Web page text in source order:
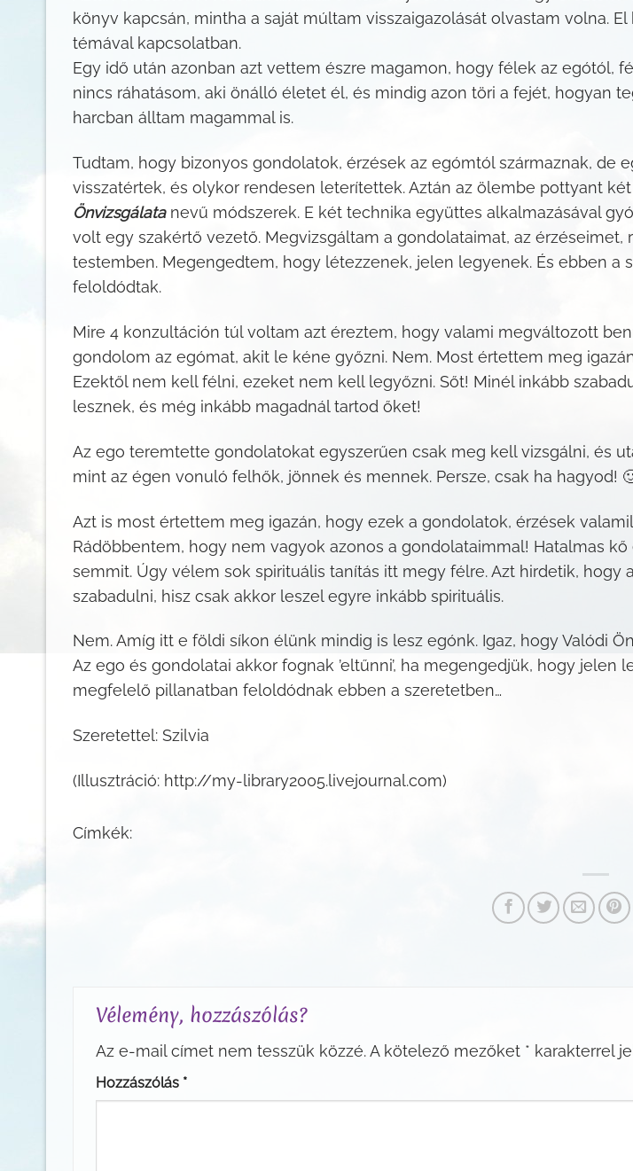
könyv kapcsán, mintha a saját múltam visszaigazolását olvastam volna.
témával kapcsolatban.
Egy idő után azonban azt vettem észre magamon, hogy félek az egótól,
nincs ráhatásom, aki önálló életet él, és mindig azon töri a fejét, hogyan
harcban álltam magammal is.
Tudtam, hogy bizonyos gondolatok, érzések az egómtól származnak, de
visszatértek, és olykor rendesen leterítettek. Aztán az ölembe pottyant
Önvizsgálatanevű módszerek. E két technika együttes alkalmazásával
volt egy szakértő vezető. Megvizsgáltam a gondolataimat, az
testemben. Megengedtem, hogy létezzenek, jelen legyenek. És ebben
feloldódtak.
Mire 4 konzultáción túl voltam azt éreztem, hogy valami megváltozott
gondolom az egómat, akit le kéne győzni. Nem. Most értettem meg
Ezektől nem kell félni, ezeket nem kell legyőzni. Sőt! Minél inkább
lesznek, és még inkább magadnál tartod őket!
Az ego teremtette gondolatokat egyszerűen csak meg kell vizsgálni, és
mint az égen vonuló felhők, jönnek és mennek. Persze, csak ha hagyod!
Azt is most értettem meg igazán, hogy ezek a gondolatok, érzések
Rádöbbentem, hogy nem vagyok azonos a gondolataimmal! Hatalmas
semmit. Úgy vélem sok spirituális tanítás itt megy félre. Azt hirdetik,
szabadulni, hisz csak akkor leszel egyre inkább spirituális.
Nem. Amíg itt e földi síkon élünk mindig is lesz egónk. Igaz, hogy Valódi
Az ego és gondolatai akkor fognak ’eltűnni’, ha megengedjük, hogy
megfelelő pillanatban feloldódnak ebben a szeretetben…
Szeretettel: Szilvia
(Illusztráció: http://my-library2005.livejournal.com)
Címkék:
Vélemény, hozzászólás?
Az e-mail címet nem tesszük közzé.A kötelező mezőket * karakterrel
Hozzászólás *